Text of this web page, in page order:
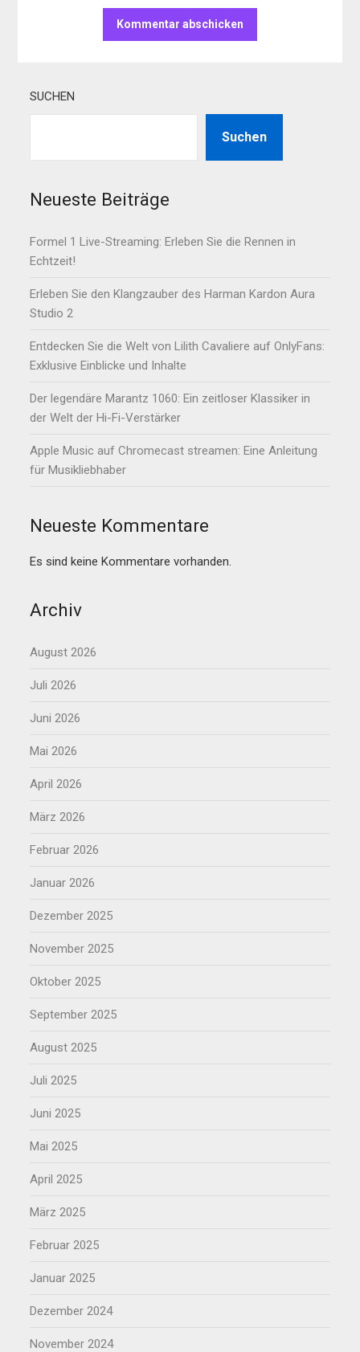
SUCHEN
Suchen
Neueste Beiträge
Formel 1 Live-Streaming: Erleben Sie die Rennen in
Echtzeit!
Erleben Sie den Klangzauber des Harman Kardon Aura
Studio 2
Entdecken Sie die Welt von Lilith Cavaliere auf OnlyFans:
Exklusive Einblicke und Inhalte
Der legendäre Marantz 1060: Ein zeitloser Klassiker in
der Welt der Hi-Fi-Verstärker
Apple Music auf Chromecast streamen: Eine Anleitung
für Musikliebhaber
Neueste Kommentare
Es sind keine Kommentare vorhanden.
Archiv
August 2026
Juli 2026
Juni 2026
Mai 2026
April 2026
März 2026
Februar 2026
Januar 2026
Dezember 2025
November 2025
Oktober 2025
September 2025
August 2025
Juli 2025
Juni 2025
Mai 2025
April 2025
März 2025
Februar 2025
Januar 2025
Dezember 2024
November 2024